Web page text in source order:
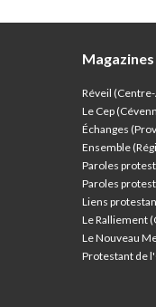
Magazines
Réveil
Le Cep
Échanges
Ensemble
Paroles
Paroles
Liens
Le Ralliement
Le Nouveau
Protestant de